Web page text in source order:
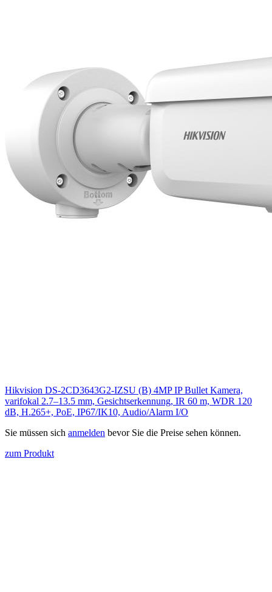
Hikvision DS-2CD3643G2-IZSU (B) 4MP IP Bullet Kamera,
varifokal 2.7–13.5 mm, Gesichtserkennung, IR 60 m, WDR 120
dB, H.265+, PoE, IP67/IK10, Audio/Alarm I/O
Sie müssen sich anmelden bevor Sie die Preise sehen können.
zum Produkt